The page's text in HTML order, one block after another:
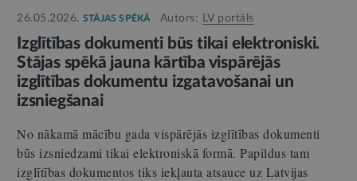
26.05.2026. STĀJAS SPĒKĀ Autors: LV portāls
Izglītības dokumenti būs tikai elektroniski.
Stājas spēkā jauna kārtība vispārējās
izglītības dokumentu izgatavošanai un
izsniegšanai
No nākamā mācību gada vispārējās izglītības dokumenti
būs izsniedzami tikai elektroniskā formā. Papildus tam
izglītības dokumentos tiks iekļauta atsauce uz Latvijas